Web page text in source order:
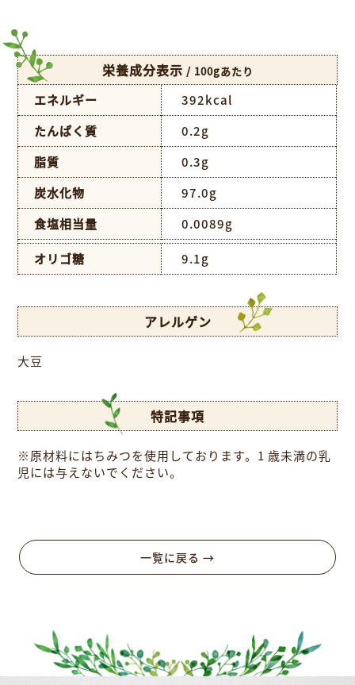
栄養成分表示 / 100gあたり
エネルギー
392kcal
たんぱく質
0.2g
脂質
0.3g
炭水化物
97.0g
食塩相当量
0.0089g
オリゴ糖 9.1g
アレルゲン
大豆
特記事項
※原材料にはちみつを使用しております。1 歳未満の乳
児には与えないでください。
一覧に戻る →